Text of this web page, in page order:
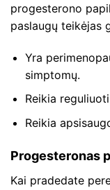
progesterono
paslaugų teikėjas
Yra
simptomų.
Reikia
Reikia
Progesteronas
Kai pradedate